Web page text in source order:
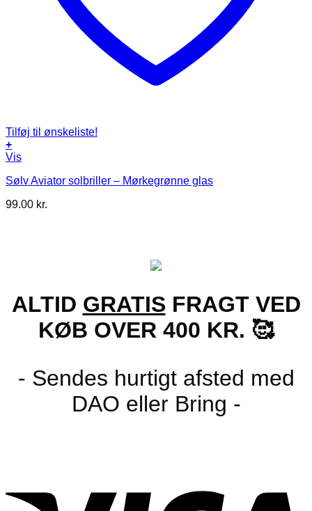
Tilføj til ønskeliste!
+
Vis
Sølv Aviator solbriller – Mørkegrønne glas
99.00 kr.
ALTID GRATIS FRAGT VED
KØB OVER 400 KR. 🥰
- Sendes hurtigt afsted med
DAO eller Bring -